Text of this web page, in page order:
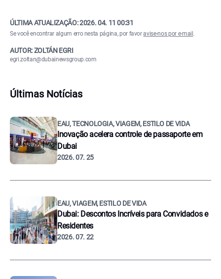
ÚLTIMA ATUALIZAÇÃO:2026. 04. 11 00:31
Se você encontrar algum erro nesta página, por favoravise-nos por e-mail .
AUTOR: ZOLTÁN EGRI
egri.zoltan@dubainewsgroup.com
Últimas Notícias
EAU, TECNOLOGIA, VIAGEM, ESTILO DE VIDA
Inovação acelera controle de passaporte em
Dubai
2026. 07. 25
EAU, VIAGEM, ESTILO DE VIDA
Dubai: Descontos Incríveis para Convidados e
Residentes
2026. 07. 22